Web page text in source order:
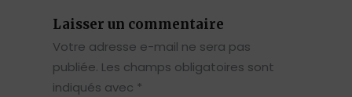
Laisser un commentaire
Votre adresse e-mail ne sera pas
publiée. Les champs obligatoires sont
indiqués avec *